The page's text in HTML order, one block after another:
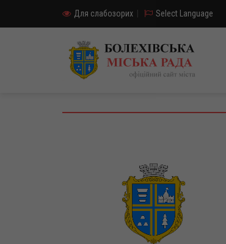
Для слабозорих Select Language